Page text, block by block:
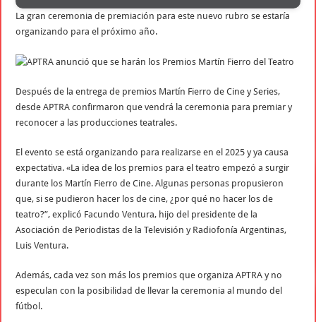
La gran ceremonia de premiación para este nuevo rubro se estaría
organizando para el próximo año.
Después de la entrega de premios Martín Fierro de Cine y Series,
desde APTRA confirmaron que vendrá la ceremonia para premiar y
reconocer a las producciones teatrales.
El evento se está organizando para realizarse en el 2025 y ya causa
expectativa. «La idea de los premios para el teatro empezó a surgir
durante los Martín Fierro de Cine. Algunas personas propusieron
que, si se pudieron hacer los de cine, ¿por qué no hacer los de
teatro?”, explicó Facundo Ventura, hijo del presidente de la
Asociación de Periodistas de la Televisión y Radiofonía Argentinas,
Luis Ventura.
Además, cada vez son más los premios que organiza APTRA y no
especulan con la posibilidad de llevar la ceremonia al mundo del
fútbol.